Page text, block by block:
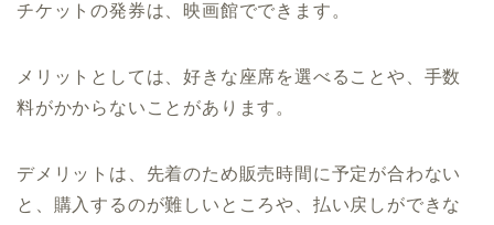
チケットの発券は、映画館でできます。
メリットとしては、好きな座席を選べることや、手数
料がかからないことがあります。
デメリットは、先着のため販売時間に予定が合わない
と、購入するのが難しいところや、払い戻しができな